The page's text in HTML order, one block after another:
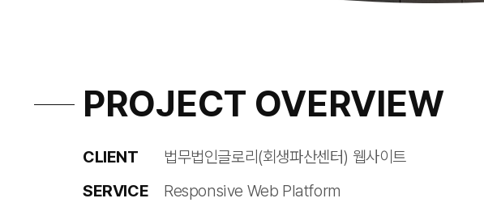
PROJECT OVERVIEW
CLIENT
법무법인글로리(회생파산센터) 웹사이트
SERVICE
Responsive Web Platform